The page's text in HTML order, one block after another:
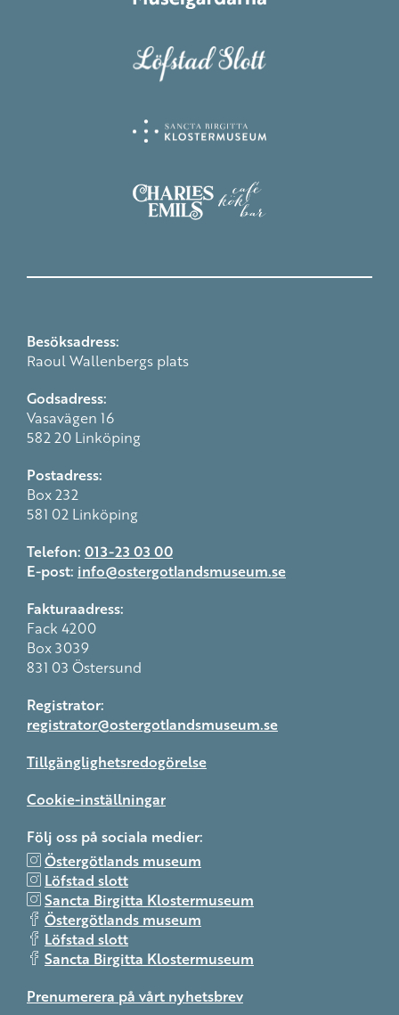
Besöksadress:
Raoul Wallenbergs plats
Godsadress:
Vasavägen 16
582 20 Linköping
Postadress:
Box 232
581 02 Linköping
Telefon: 013-23 03 00
E-post: info@ostergotlandsmuseum.se
Fakturaadress:
Fack 4200
Box 3039
831 03 Östersund
Registrator:
registrator@ostergotlandsmuseum.se
Tillgänglighetsredogörelse
Cookie-inställningar
Följ oss på sociala medier:
Östergötlands museum
Löfstad slott
Sancta Birgitta Klostermuseum
Östergötlands museum
Löfstad slott
Sancta Birgitta Klostermuseum
Prenumerera på vårt nyhetsbrev